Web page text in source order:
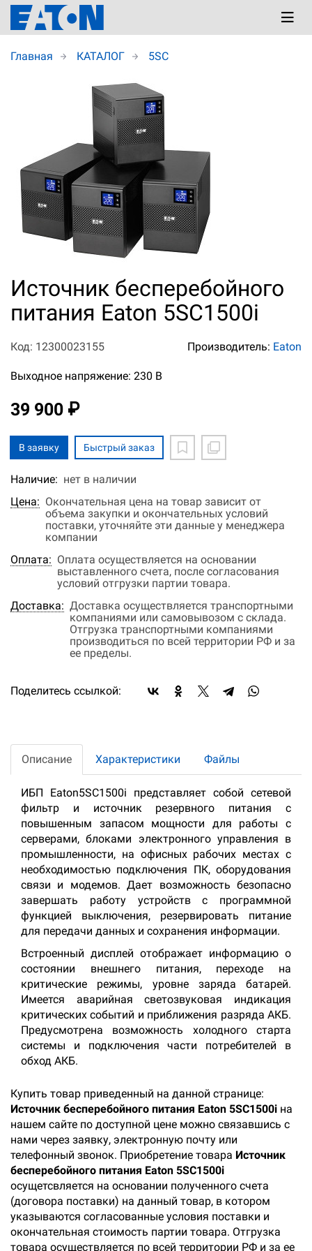
Главная КАТАЛОГ 5SC
Источник бесперебойного
питания Eaton 5SC1500i
Код: 12300023155 Производитель: Eaton
Выходное напряжение: 230 В
39 900 ₽
В заявку Быстрый заказ
Наличие: нет в наличии
Цена: Окончательная цена на товар зависит от
объема закупки и окончательных условий
поставки, уточняйте эти данные у менеджера
компании
Оплата: Оплата осуществляется на основании
выставленного счета, после согласования
условий отгрузки партии товара.
Доставка: Доставка осуществляется транспортными
компаниями или самовывозом с склада.
Отгрузка транспортными компаниями
производиться по всей территории РФ и за
ее пределы.
Поделитесь ссылкой:
Описание Характеристики Файлы
ИБП Eaton5SC1500i представляет собой сетевой
фильтр и источник резервного питания с
повышенным запасом мощности для работы с
серверами, блоками электронного управления в
промышленности, на офисных рабочих местах с
необходимостью подключения ПК, оборудования
связи и модемов. Дает возможность безопасно
завершать работу устройств с программной
функцией выключения, резервировать питание
для передачи данных и сохранения информации.
Встроенный дисплей отображает информацию о
состоянии внешнего питания, переходе на
критические режимы, уровне заряда батарей.
Имеется аварийная светозвуковая индикация
критических событий и приближения разряда АКБ.
Предусмотрена возможность холодного старта
системы и подключения части потребителей в
обход АКБ.
Купить товар приведенный на данной странице:
Источник бесперебойного питания Eaton 5SC1500i на
нашем сайте по доступной цене можно связавшись с
нами через заявку, электронную почту или
телефонный звонок. Приобретение товара Источник
бесперебойного питания Eaton 5SC1500i
осущетсвляется на основании полученного счета
(договора поставки) на данный товар, в котором
указываются согласованные условия поставки и
окончательная стоимость партии товара. Отгрузка
товара осуществляется по всей территории РФ и за ее